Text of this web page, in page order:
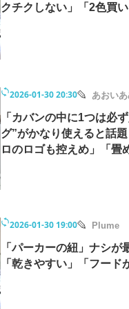
クチクしない」「2色買い
2026-01-30 20:30 あおい
「カバンの中に1つは必
グ”がかなり使えると話
ロのロゴも控えめ」「畳
2026-01-30 19:00 Plume
「パーカーの紐」ナシ
「乾きやすい」「フード